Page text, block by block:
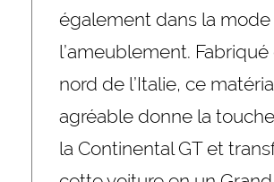
également dans la
l’ameublement.
nord de l’Italie, ce
agréable donne la
la Continental GT et